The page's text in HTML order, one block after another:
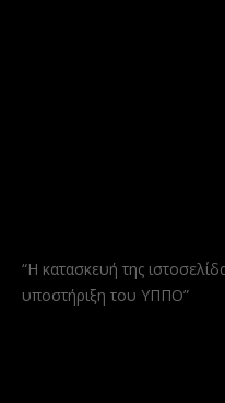
“Η κατασκευή της
υποστήριξη του ΥΠΠΟ”